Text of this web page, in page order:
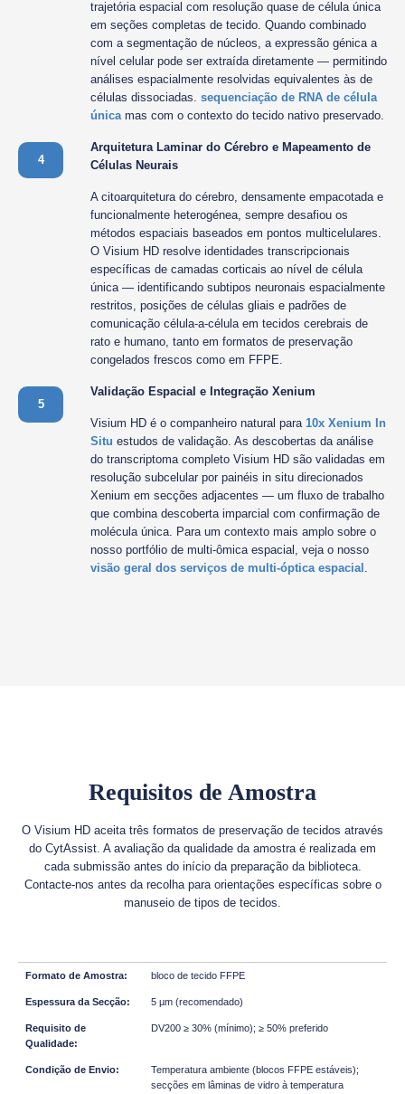
trajetória espacial com resolução quase de célula única
em seções completas de tecido. Quando combinado
com a segmentação de núcleos, a expressão génica a
nível celular pode ser extraída diretamente — permitindo
análises espacialmente resolvidas equivalentes às de
células dissociadas. sequenciação de RNA de célula
únicamas com o contexto do tecido nativo preservado.
4
Arquitetura Laminar do Cérebro e Mapeamento de
Células Neurais
A citoarquitetura do cérebro, densamente empacotada e
funcionalmente heterogénea, sempre desafiou os
métodos espaciais baseados em pontos multicelulares.
O Visium HD resolve identidades transcripcionais
específicas de camadas corticais ao nível de célula
única — identificando subtipos neuronais espacialmente
restritos, posições de células gliais e padrões de
comunicação célula-a-célula em tecidos cerebrais de
rato e humano, tanto em formatos de preservação
congelados frescos como em FFPE.
5
Validação Espacial e Integração Xenium
Visium HD é o companheiro natural para 10x Xenium In
Situ estudos de validação. As descobertas da análise
do transcriptoma completo Visium HD são validadas em
resolução subcelular por painéis in situ direcionados
Xenium em secções adjacentes — um fluxo de trabalho
que combina descoberta imparcial com confirmação de
molécula única. Para um contexto mais amplo sobre o
nosso portfólio de multi-ômica espacial, veja o nosso
visão geral dos serviços de multi-óptica espacial .
Requisitos de Amostra
O Visium HD aceita três formatos de preservação de tecidos através
do CytAssist. A avaliação da qualidade da amostra é realizada em
cada submissão antes do início da preparação da biblioteca.
Contacte-nos antes da recolha para orientações específicas sobre o
manuseio de tipos de tecidos.
bloco de tecido FFPE
5 µm (recomendado)
DV200 ≥ 30% (mínimo); ≥ 50% preferido
Temperatura ambiente (blocos FFPE estáveis);
secções em lâminas de vidro à temperatura